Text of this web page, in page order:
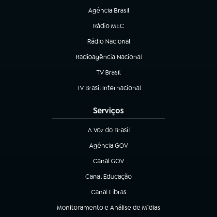
Agência Brasil
(abre em nova aba)
Rádio MEC
(abre em nova aba)
Rádio Nacional
Radioagência Nacional
(abre em nova aba)
TV Brasil
(abre em nova aba)
TV Brasil Internacional
(abre em nova aba)
Serviços
A Voz do Brasil
(abre em nova aba)
Agência GOV
(abre em nova aba)
Canal GOV
(abre em nova aba)
Canal Educação
(abre em nova aba)
Canal Libras
(abre em nova aba)
Monitoramento e Análise de Mídias
(abre em nova aba)